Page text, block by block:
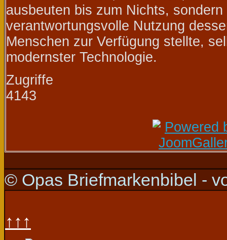
ausbeuten bis zum Nichts,
verantwortungsvolle Nutzung
Menschen zur Verfügung stellte,
modernster Technologie.
Zugriffe
4143
© Opas Briefmarkenbibel -
↑↑↑